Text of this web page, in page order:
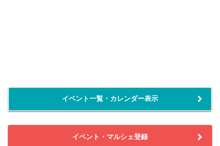
イベント一覧・カレンダー表示
イベント・マルシェ登録